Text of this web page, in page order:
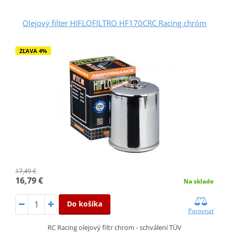
Olejový filter HIFLOFILTRO HF170CRC Racing chróm
ZĽAVA 4%
17,49 €
16,79 € Na sklade
Do košíka
Porovnať
RC Racing olejový filtr chrom - schválení TÜV